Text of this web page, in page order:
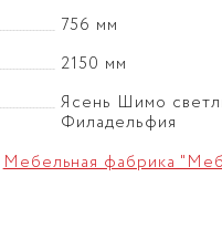
756 мм
2150 мм
Ясень Шимо
Филадельфия
Мебельная фабрика